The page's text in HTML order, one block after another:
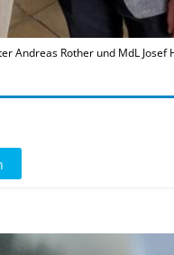
Andreas Rother und MdL Josef